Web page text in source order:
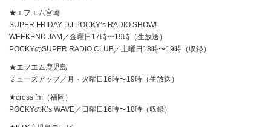
★エフエム宮崎
SUPER FRIDAY DJ POCKY’s RADIO SHOW!
WEEKEND JAM／金曜日17時〜19時（生放送）
POCKYのSUPER RADIO CLUB／土曜日18時〜19時（収録）
★エフエム鹿児島
ミューズアップ／月・火曜日16時〜19時（生放送）
★cross fm（福岡）
POCKYのK’s WAVE／日曜日16時〜18時（収録）